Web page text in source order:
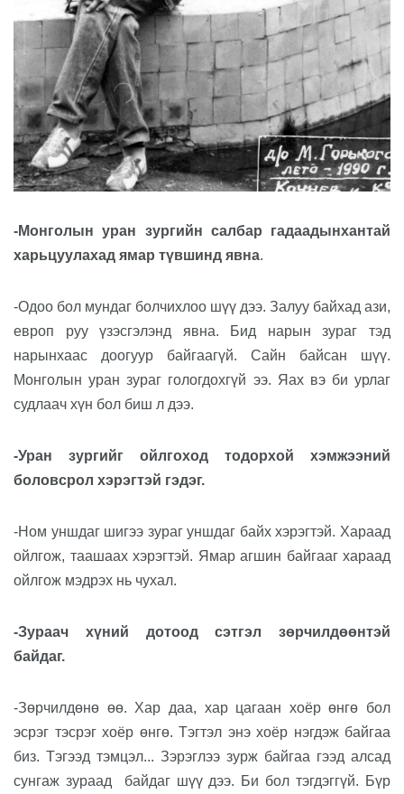
-Монголын уран зургийн салбар гадаадынхантай
харьцуулахад ямар түвшинд явна.
-Одоо бол мундаг болчихлоо шүү дээ. Залуу байхад ази,
европ руу үзэсгэлэнд явна. Бид нарын зураг тэд
нарынхаас доогуур байгаагүй. Сайн байсан шүү.
Монголын уран зураг гологдохгүй ээ. Яах вэ би урлаг
судлаач хүн бол биш л дээ.
-Уран зургийг ойлгоход тодорхой хэмжээний
боловсрол хэрэгтэй гэдэг.
-Ном уншдаг шигээ зураг уншдаг байх хэрэгтэй. Хараад
ойлгож, таашаах хэрэгтэй. Ямар агшин байгааг хараад
ойлгож мэдрэх нь чухал.
-Зураач хүний дотоод сэтгэл зөрчилдөөнтэй
байдаг.
-Зөрчилдөнө өө. Хар даа, хар цагаан хоёр өнгө бол
эсрэг тэсрэг хоёр өнгө. Тэгтэл энэ хоёр нэгдэж байгаа
биз. Тэгээд тэмцэл... Зэрэглээ зурж байгаа гээд алсад
сунгаж зураад
байдаг шүү дээ. Би бол тэгдэггүй. Бүр